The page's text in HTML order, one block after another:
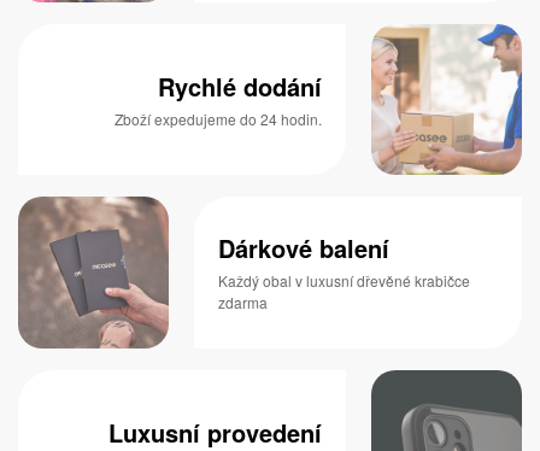
Rychlé dodání
Zboží expedujeme do 24 hodin.
Dárkové balení
Každý obal v luxusní dřevěné krabičce
zdarma
Luxusní provedení